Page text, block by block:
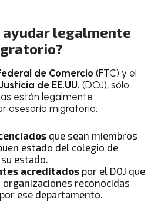
ayudar legalmente
de Comercio(FTC) y el
de EE.UU.(DOJ), sólo
están legalmente
asesoría migratoria:
que sean miembros
estado del colegio de
estado.
acreditados por el DOJ que
organizaciones reconocidas
ese departamento.